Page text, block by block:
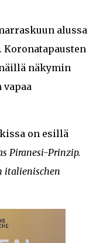
alussa
Koronatapausten
näkymin
on esillä
Piranesi-Prinzip.
italienischen